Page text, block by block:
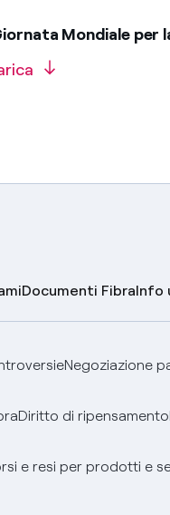
Mondiale per
Documenti FibraInfo
Negoziazione
Diritto di ripensamento
e resi per prodotti e